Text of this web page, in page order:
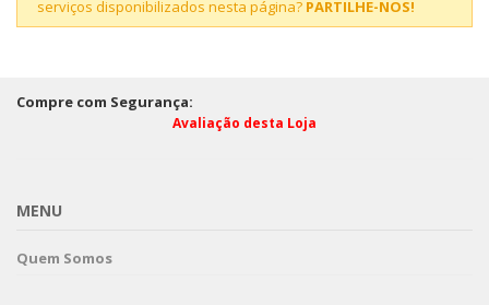
serviços disponibilizados nesta página? PARTILHE-NOS!
Compre com Segurança:
Avaliação desta Loja
MENU
Quem Somos